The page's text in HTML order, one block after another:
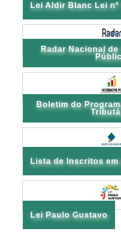
Lei Aldir Blanc Lei nº
Radar Nacional
Boletim do
Lista de Inscritos
Lei Paulo Gustavo